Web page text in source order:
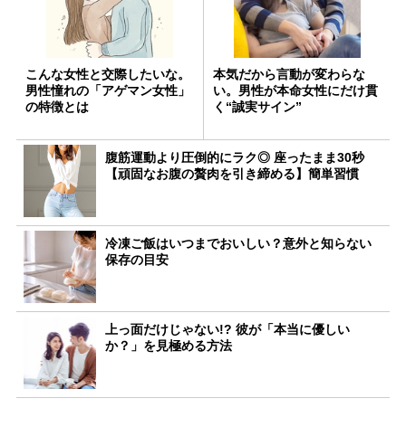
こんな女性と交際したいな。
男性憧れの「アゲマン女性」
の特徴とは
本気だから言動が変わらな
い。男性が本命女性にだけ貫
く“誠実サイン”
腹筋運動より圧倒的にラク◎ 座ったまま30秒
【頑固なお腹の贅肉を引き締める】簡単習慣
冷凍ご飯はいつまでおいしい？意外と知らない
保存の目安
上っ面だけじゃない!? 彼が「本当に優しい
か？」を見極める方法